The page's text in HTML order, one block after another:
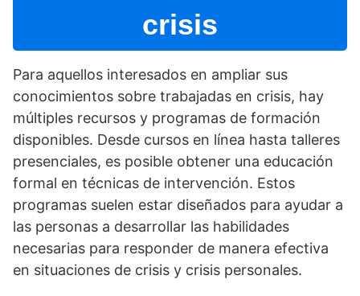
crisis
Para aquellos interesados en ampliar sus
conocimientos sobre trabajadas en crisis, hay
múltiples recursos y programas de formación
disponibles. Desde cursos en lí­nea hasta talleres
presenciales, es posible obtener una educación
formal en técnicas de intervención. Estos
programas suelen estar diseñados para ayudar a
las personas a desarrollar las habilidades
necesarias para responder de manera efectiva
en situaciones de crisis y crisis personales.